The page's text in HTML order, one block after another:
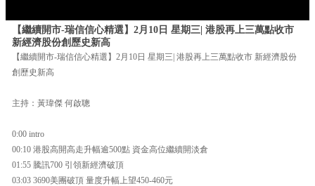
【繼續開市-瑞信信心精選】2月10日 星期三| 港股再上三萬點收市
新經濟股份創歷史新高
【繼續開市-瑞信信心精選】2月10日 星期三| 港股再上三萬點收市 新經濟股份
創歷史新高
主持：黃瑋傑 何啟聰
0:00 intro
00:10 港股高開高走升幅逾500點 資金高位繼續開淡倉
01:55 騰訊700 引領新經濟破頂
03:03 3690美團破頂 量度升幅上望450-460元